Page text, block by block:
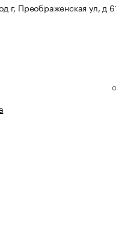
г, Преображенская ул, д